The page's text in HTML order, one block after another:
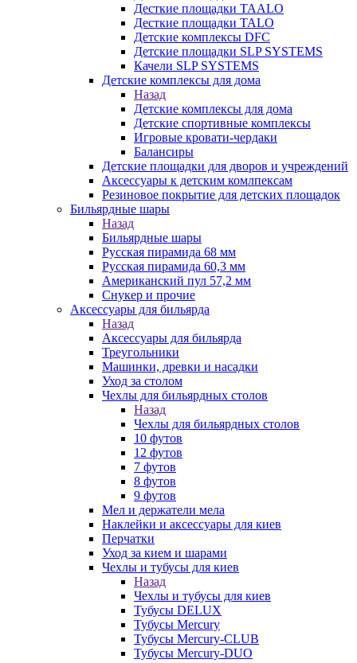
Десткие площадки TAALO
Десткие площадки TALO
Детские комплексы DFC
Детские площадки SLP SYSTEMS
Качели SLP SYSTEMS
Детские комплексы для дома
Назад
Детские комплексы для дома
Детские спортивные комплексы
Игровые кровати-чердаки
Балансиры
Детские площадки для дворов и учреждений
Аксессуары к детским комлпексам
Резиновое покрытие для детских площадок
Бильярдные шары
Назад
Бильярдные шары
Русская пирамида 68 мм
Русская пирамида 60,3 мм
Американский пул 57,2 мм
Снукер и прочие
Аксессуары для бильярда
Назад
Аксессуары для бильярда
Треугольники
Машинки, древки и насадки
Уход за столом
Чехлы для бильярдных столов
Назад
Чехлы для бильярдных столов
10 футов
12 футов
7 футов
8 футов
9 футов
Мел и держатели мела
Наклейки и аксессуары для киев
Перчатки
Уход за кием и шарами
Чехлы и тубусы для киев
Назад
Чехлы и тубусы для киев
Тубусы DELUX
Тубусы Mercury
Тубусы Mercury-CLUB
Тубусы Mercury-DUO